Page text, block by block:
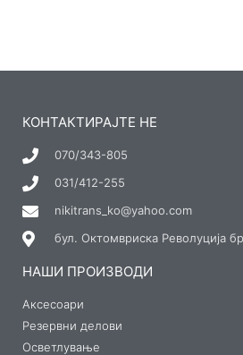
КОНТАКТИРАЈТЕ НЕ
070/343-805
031/412-255
nikitrans_ko@yahoo.com
бул. Октомвриска Револуција
НАШИ ПРОИЗВОДИ
Аксесоари
Резервни делови
Осветлување